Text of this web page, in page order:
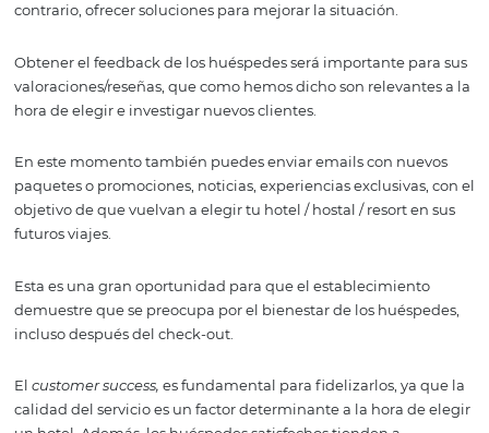
a alquilar un coche o incluso solicitar una toalla extra.
Además, el servicio debe ser personalizado, teniendo
cuenta las preferencias de cada cliente, como ofrecer
proporcionar una cuna para los que viajan con bebés.
estos detalles marcará la diferencia.
En la etapa posterior a la estancia, es sumamente
su experiencia fue como esperaba, si fue satisfactoria y,
contrario, ofrecer soluciones para mejorar la situación.